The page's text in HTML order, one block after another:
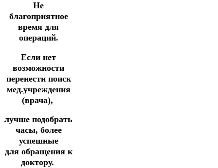
Не
благоприятное
время для
операций.
Если нет
возможности
перенести поиск
мед.учреждения
(врача),
лучше подобрать
часы, более
успешные
для обращения к
доктору.